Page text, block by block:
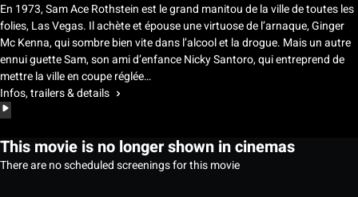
En 1973, Sam Ace Rothstein est le grand manitou de la ville de toutes les
folies, Las Vegas. Il achète et épouse une virtuose de l’arnaque, Ginger
Mc Kenna, qui sombre bien vite dans l’alcool et la drogue. Mais un autre
ennui guette Sam, son ami d’enfance Nicky Santoro, qui entreprend de
mettre la ville en coupe réglée…
Infos, trailers & details
This movie is no longer shown in cinemas
There are no scheduled screenings for this movie